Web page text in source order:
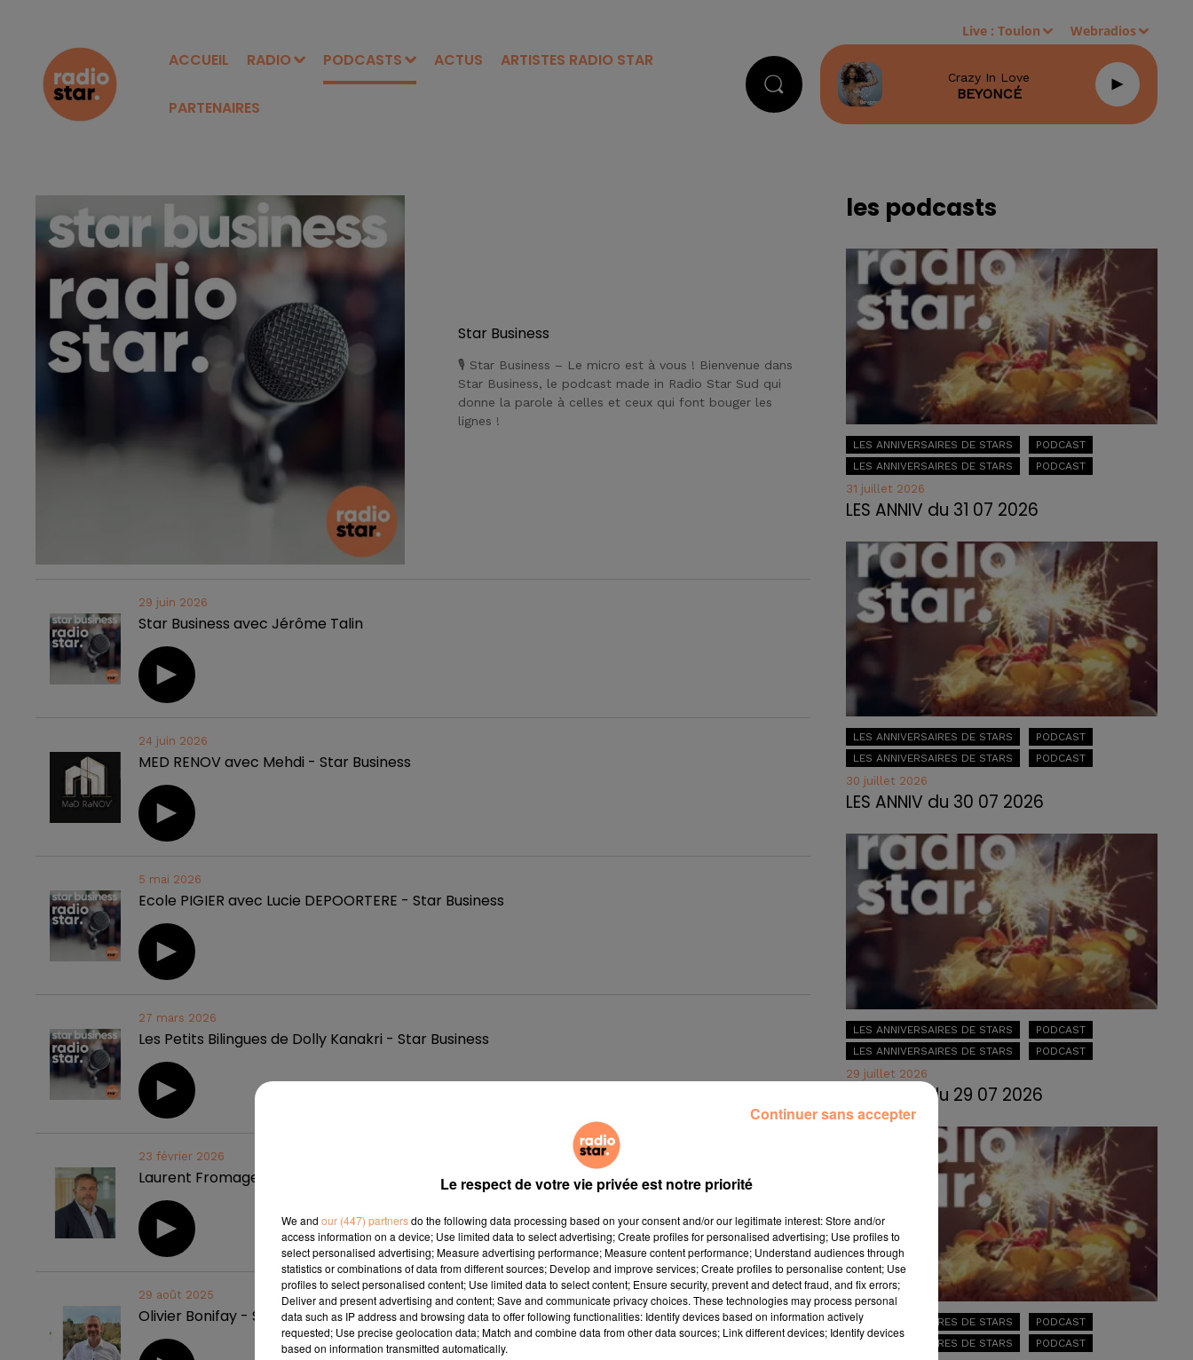
ACCUEIL RADIO PODCASTS ACTUS ARTISTES RADIO STAR
PARTENAIRES
Live :Toulon Webradios
Crazy In Love
BEYONCÉ
Star Business
🎙 Star Business – Le micro est à vous ! Bienvenue dans
Star Business, le podcast made in Radio Star Sud qui
donne la parole à celles et ceux qui font bouger les
lignes !
29 juin 2026
Star Business avec Jérôme Talin
24 juin 2026
MED RENOV avec Mehdi - Star Business
5 mai 2026
Ecole PIGIER avec Lucie DEPOORTERE - Star Business
27 mars 2026
Les Petits Bilingues de Dolly Kanakri - Star Business
23 février 2026
Laurent Fromageau Credit Agricole Alpes Provence - Star Business
29 août 2025
Olivier Bonifay - Star Business
les podcasts
LES ANNIVERSAIRES DE STARS
PODCAST
LES ANNIVERSAIRES DE STARS
PODCAST
31 juillet 2026
LES ANNIV du 31 07 2026
LES ANNIVERSAIRES DE STARS
PODCAST
LES ANNIVERSAIRES DE STARS
PODCAST
30 juillet 2026
LES ANNIV du 30 07 2026
LES ANNIVERSAIRES DE STARS
PODCAST
LES ANNIVERSAIRES DE STARS
PODCAST
29 juillet 2026
LES ANNIV du 29 07 2026
LES ANNIVERSAIRES DE STARS
PODCAST
LES ANNIVERSAIRES DE STARS
PODCAST
Le respect de votre vie privée est notre priorité
We and our (447) partnersdo the following data processing based on your consent and/or our legitimate interest: Store and/or
access information on a device; Use limited data to select advertising; Create profiles for personalised advertising; Use profiles to
select personalised advertising; Measure advertising performance; Measure content performance; Understand audiences through
statistics or combinations of data from different sources; Develop and improve services; Create profiles to personalise content; Use
profiles to select personalised content; Use limited data to select content; Ensure security, prevent and detect fraud, and fix errors;
Deliver and present advertising and content; Save and communicate privacy choices. These technologies may process personal
data such as IP address and browsing data to offer following functionalities: Identify devices based on information actively
requested; Use precise geolocation data; Match and combine data from other data sources; Link different devices; Identify devices
based on information transmitted automatically.
Continuer sans accepter